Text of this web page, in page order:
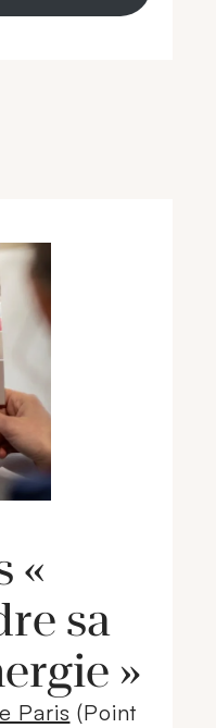
«
sa
»
Paris (Point